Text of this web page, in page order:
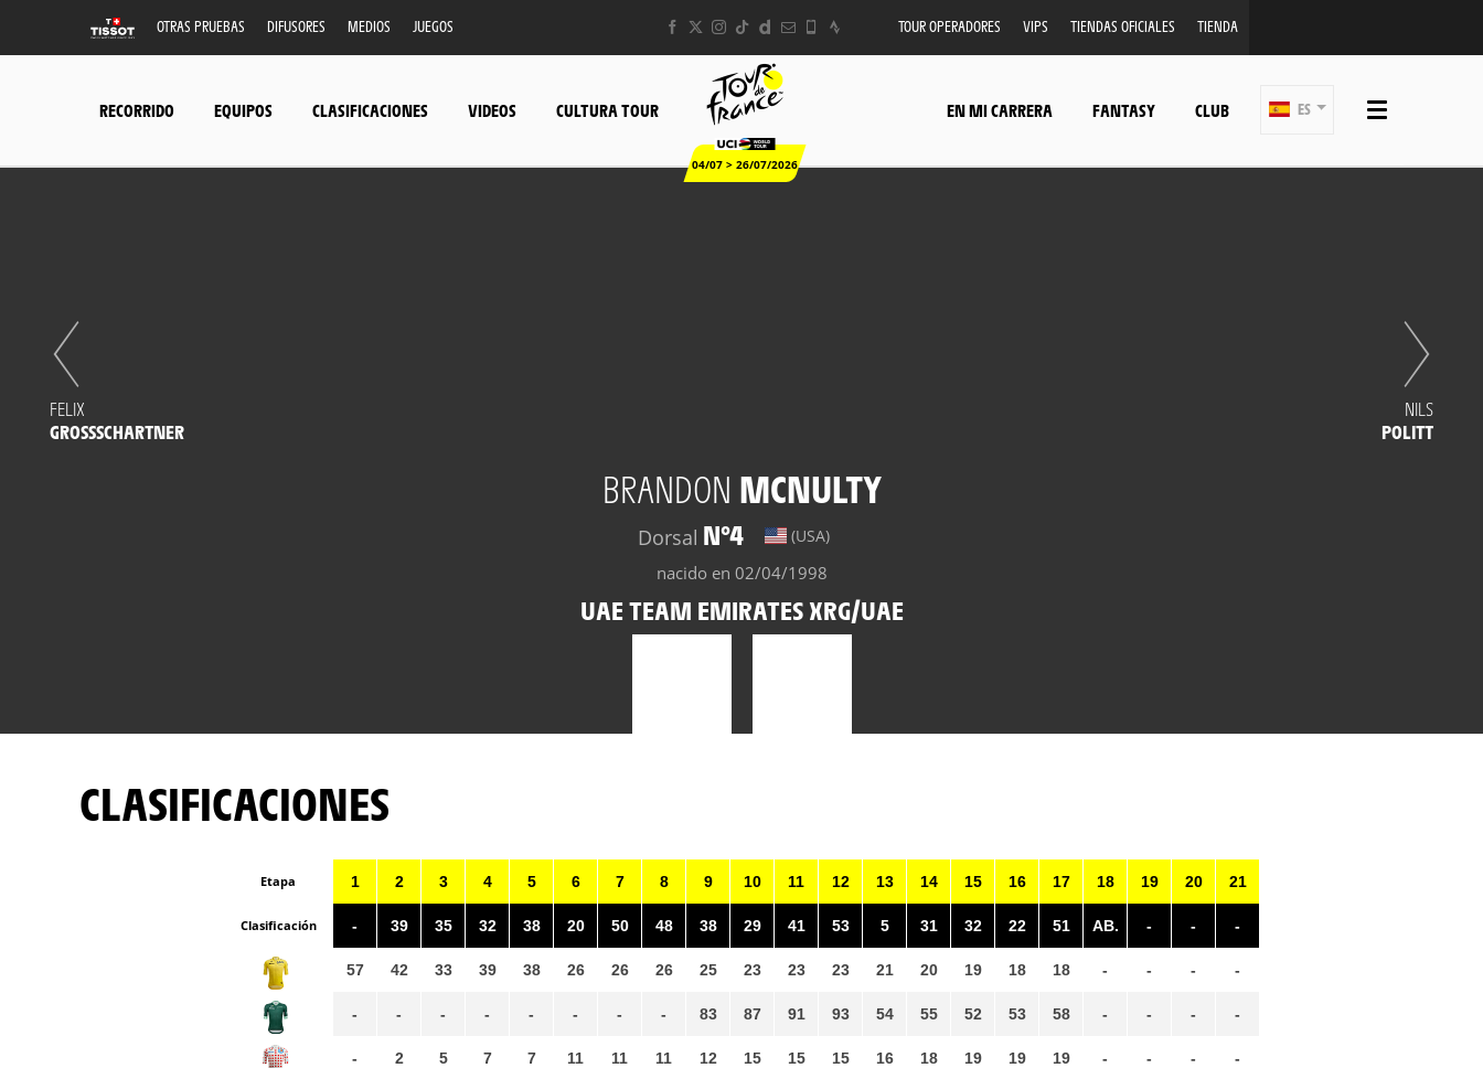
OTRAS PRUEBAS DIFUSORES MEDIOS JUEGOS TOUR OPERADORES VIPS TIENDAS OFICIALES TIENDA
RECORRIDO EQUIPOS CLASIFICACIONES VIDEOS CULTURA TOUR
04/07 > 26/07/2026
EN MI CARRERA FANTASY CLUB ES
BRANDON MCNULTY
Dorsal N°4 (USA)
nacido en 02/04/1998
UAE TEAM EMIRATES XRG/UAE
FELIX
GROSSSCHARTNER
NILS
POLITT
CLASIFICACIONES
Etapa
Clasificación
1
-
57
-
-
2
39
42
-
2
3
35
33
-
5
4
32
39
-
7
5
38
38
-
7
6
20
26
-
11
7
50
26
-
11
8
48
26
-
11
9
38
25
83
12
10
29
23
87
15
11
41
23
91
15
12
53
23
93
15
13
5
21
54
16
14
31
20
55
18
15
32
19
52
19
16
22
18
53
19
17
51
18
58
19
18
AB.
-
-
-
19
-
-
-
-
20
-
-
-
-
21
-
-
-
-